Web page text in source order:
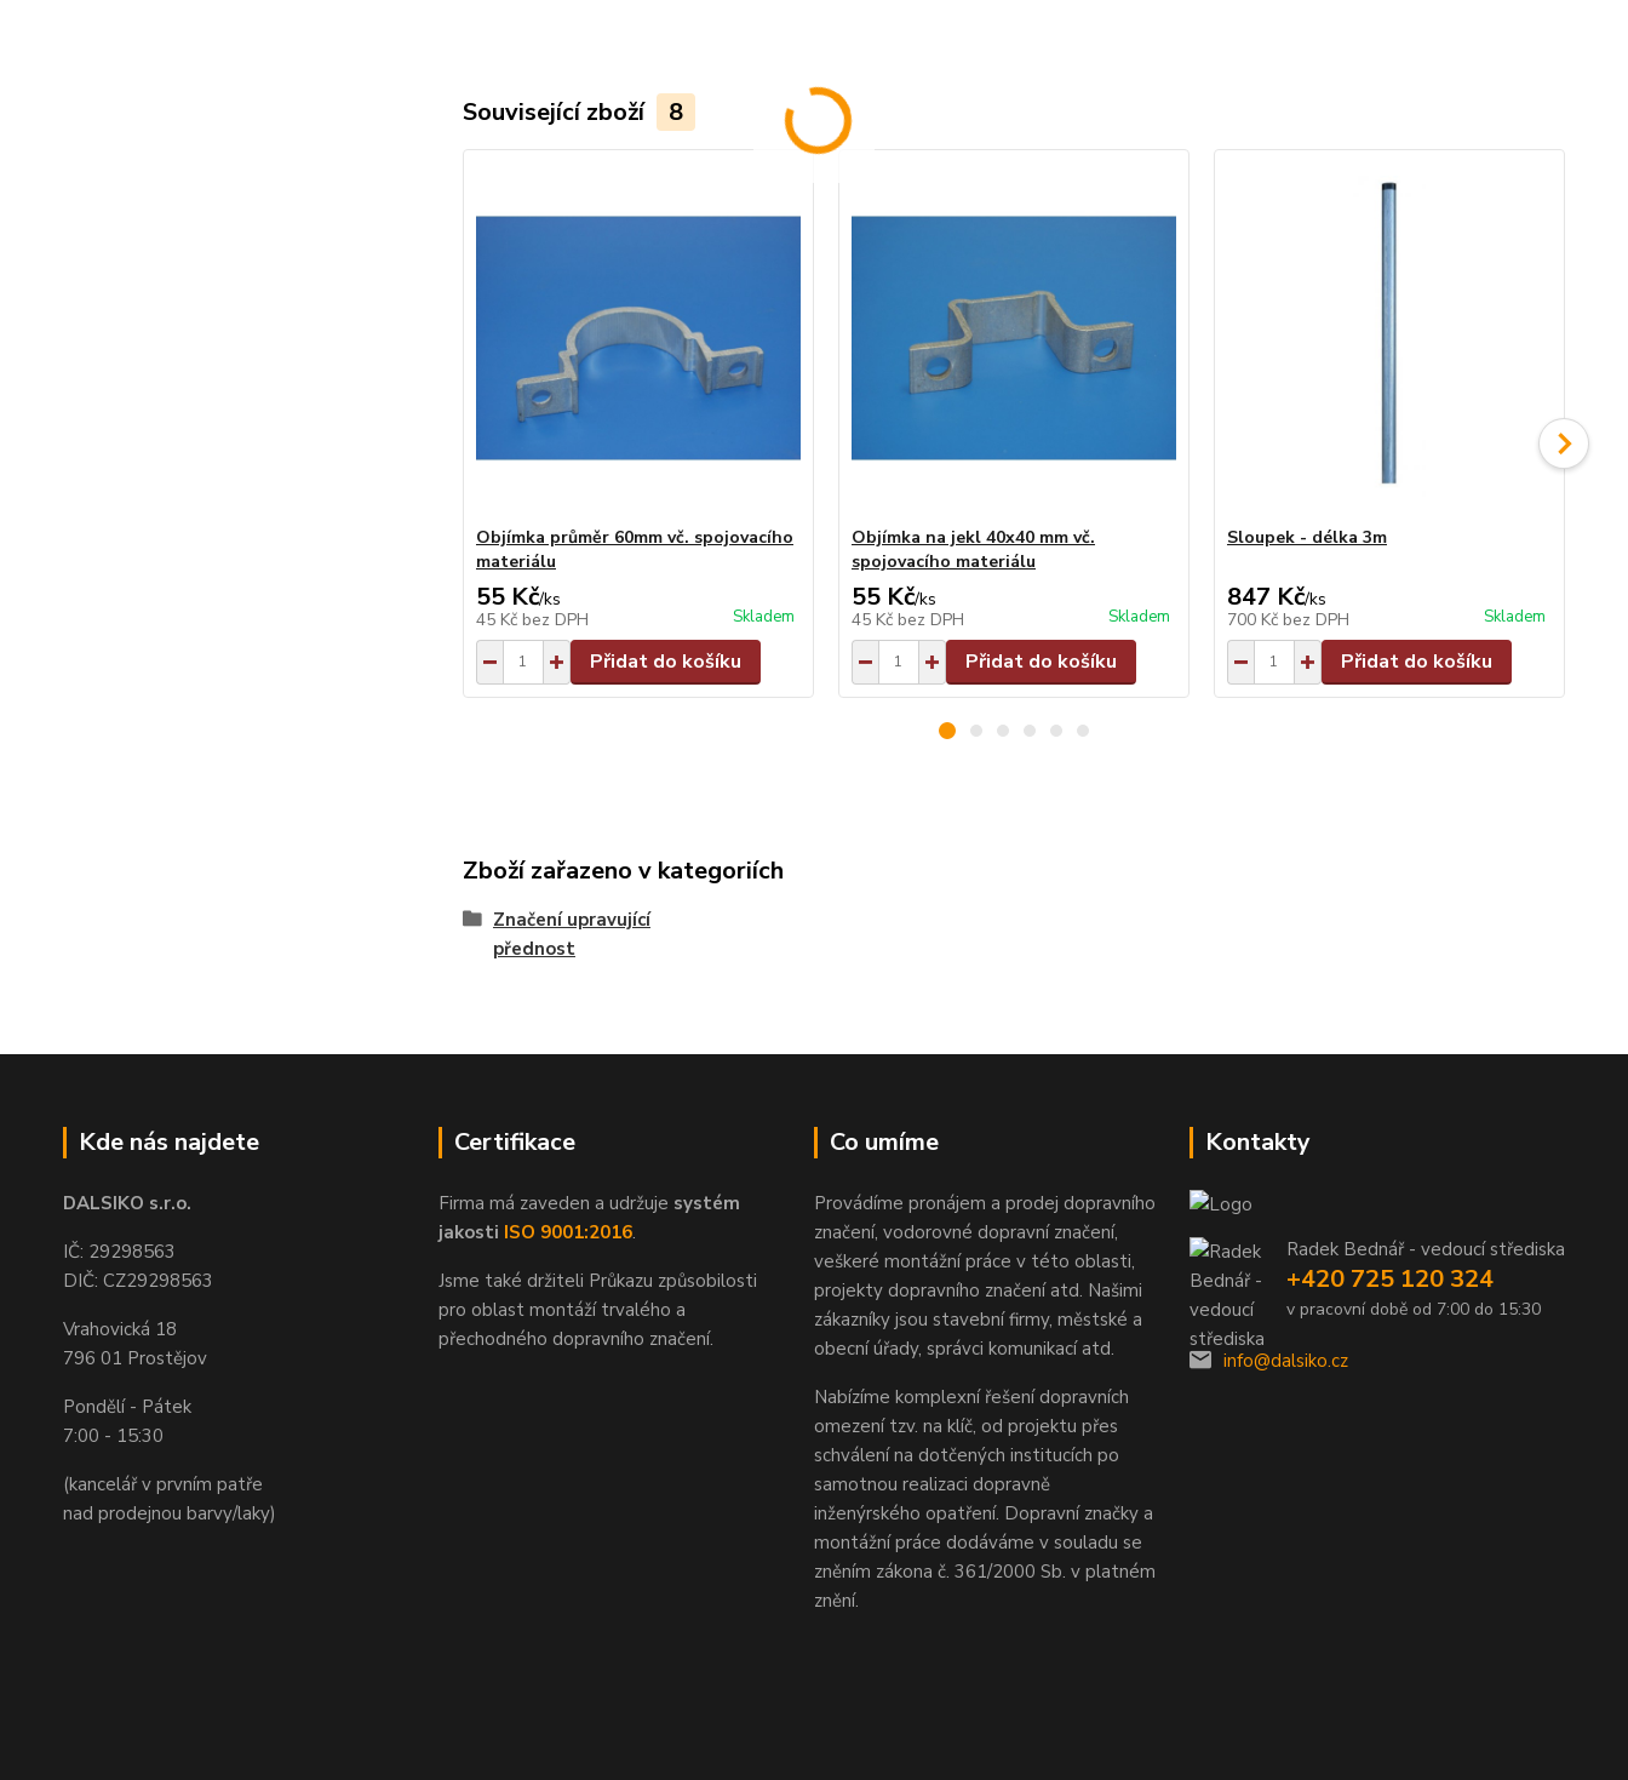
Související zboží 8
Objímka průměr 60mm vč. spojovacího
materiálu
55 Kč/ks
45 Kč bez DPH Skladem
Přidat do košíku
Objímka na jekl 40x40 mm vč.
spojovacího materiálu
55 Kč/ks
45 Kč bez DPH Skladem
Přidat do košíku
Sloupek - délka 3m
847 Kč/ks
700 Kč bez DPH Skladem
Přidat do košíku
Zboží zařazeno v kategoriích
Značení upravující
přednost
Kde nás najdete
DALSIKO s.r.o.
IČ: 29298563
DIČ: CZ29298563
Vrahovická 18
796 01 Prostějov
Pondělí - Pátek
7:00 - 15:30
(kancelář v prvním patře
nad prodejnou barvy/laky)
Certifikace
Firma má zaveden a udržuje systém
jakosti ISO 9001:2016.
Jsme také držiteli Průkazu způsobilosti
pro oblast montáží trvalého a
přechodného dopravního značení.
Co umíme
Provádíme pronájem a prodej dopravního
značení, vodorovné dopravní značení,
veškeré montážní práce v této oblasti,
projekty dopravního značení atd. Našimi
zákazníky jsou stavební firmy, městské a
obecní úřady, správci komunikací atd.
Nabízíme komplexní řešení dopravních
omezení tzv. na klíč, od projektu přes
schválení na dotčených institucích po
samotnou realizaci dopravně
inženýrského opatření. Dopravní značky a
montážní práce dodáváme v souladu se
zněním zákona č. 361/2000 Sb. v platném
znění.
Kontakty
Radek Bednář - vedoucí střediska
+420 725 120 324
v pracovní době od 7:00 do 15:30
info@dalsiko.cz